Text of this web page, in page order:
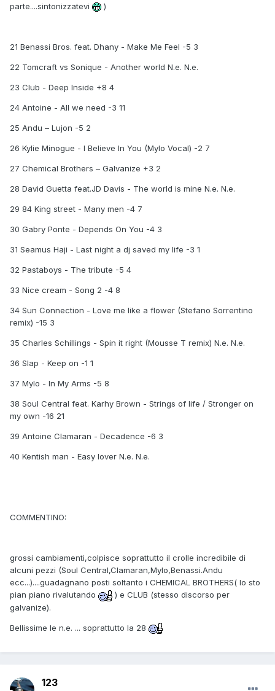
parte....sintonizzatevi
)
21 Benassi Bros. feat. Dhany - Make Me Feel -5 3
22 Tomcraft vs Sonique - Another world N.e. N.e.
23 Club - Deep Inside +8 4
24 Antoine - All we need -3 11
25 Andu – Lujon -5 2
26 Kylie Minogue - I Believe In You (Mylo Vocal) -2 7
27 Chemical Brothers – Galvanize +3 2
28 David Guetta feat.JD Davis - The world is mine N.e. N.e.
29 84 King street - Many men -4 7
30 Gabry Ponte - Depends On You -4 3
31 Seamus Haji - Last night a dj saved my life -3 1
32 Pastaboys - The tribute -5 4
33 Nice cream - Song 2 -4 8
34 Sun Connection - Love me like a flower (Stefano Sorrentino
remix) -15 3
35 Charles Schillings - Spin it right (Mousse T remix) N.e. N.e.
36 Slap - Keep on -1 1
37 Mylo - In My Arms -5 8
38 Soul Central feat. Karhy Brown - Strings of life / Stronger on
my own -16 21
39 Antoine Clamaran - Decadence -6 3
40 Kentish man - Easy lover N.e. N.e.
COMMENTINO:
grossi cambiamenti,colpisce soprattutto il crolle incredibile di
alcuni pezzi (Soul Central,Clamaran,Mylo,Benassi.Andu
ecc...)....guadagnano posti soltanto i CHEMICAL BROTHERS( lo sto
pian piano rivalutando
) e CLUB (stesso discorso per
galvanize).
Bellissime le n.e. ... soprattutto la 28
123